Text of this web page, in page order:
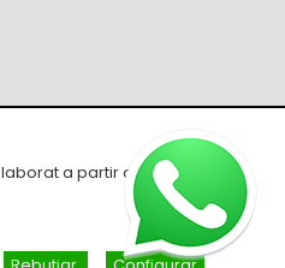
a partir dels seus